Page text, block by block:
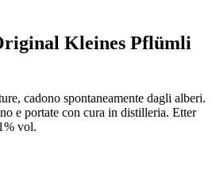
Kleines Pflümli
cadono spontaneamente dagli alberi.
e portate con cura in distilleria. Etter
vol.